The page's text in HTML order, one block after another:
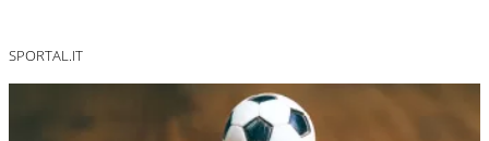
SPORTAL.IT